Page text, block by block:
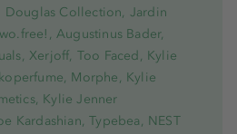
Douglas Collection, Jardin
Augustinus Bader,
Xerjoff, Too Faced, Kylie
Morphe, Kylie
Kylie Jenner
Kardashian, Typebea, NEST